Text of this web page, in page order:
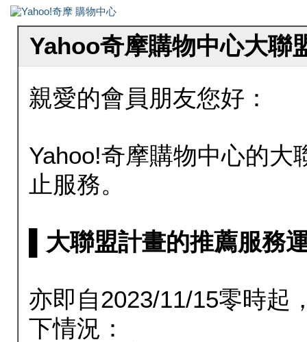
Yahoo奇摩購物中心大聯
親愛的會員朋友您好：
Yahoo!奇摩購物中心的大
止服務。
▌大聯盟計畫的推薦服務
亦即自2023/11/15零時起
下情況：